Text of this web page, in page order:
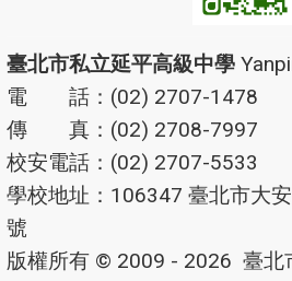
臺北市私立延平高級中學
電 話：(02) 2707-1478
傳 真：(02) 2708-7997
校安電話：(02) 2707-5533
學校地址：106347 臺北市大
號
版權所有 © 2009 - 2026 臺北